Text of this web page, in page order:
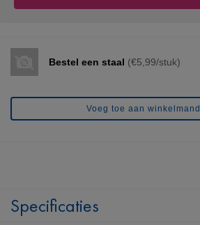
Bestel een staal (€5,99/stuk)
Voeg toe aan
Specificaties